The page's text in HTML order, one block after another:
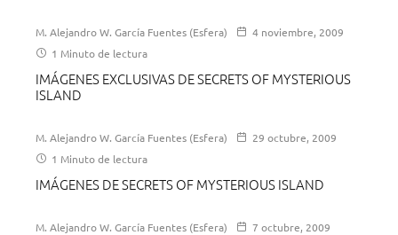
M. Alejandro W. García Fuentes (Esfera)
4 noviembre, 2009
1 Minuto de lectura
IMÁGENES EXCLUSIVAS DE SECRETS OF MYSTERIOUS
ISLAND
M. Alejandro W. García Fuentes (Esfera)
29 octubre, 2009
1 Minuto de lectura
IMÁGENES DE SECRETS OF MYSTERIOUS ISLAND
M. Alejandro W. García Fuentes (Esfera)
7 octubre, 2009